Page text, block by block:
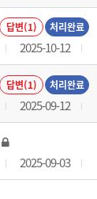
답변(1) 처리완료
2025-10-12
답변(1) 처리완료
2025-09-12
2025-09-03